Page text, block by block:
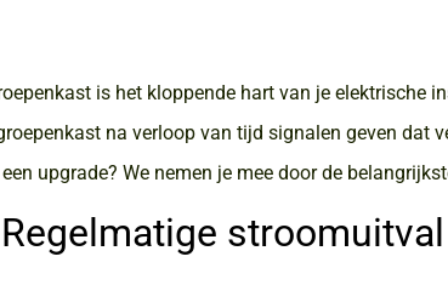
is het kloppende hart van je elektrische
na verloop van tijd signalen geven dat
upgrade? We nemen je mee door de